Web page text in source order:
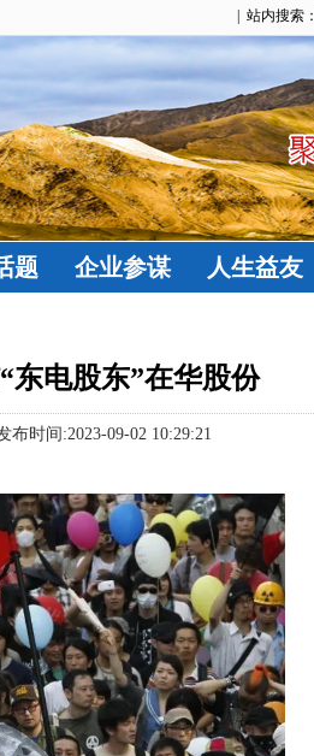
| 站内搜索：
题 企业参谋 人生益友
东电股东”在华股份
时间:2023-09-02 10:29:21